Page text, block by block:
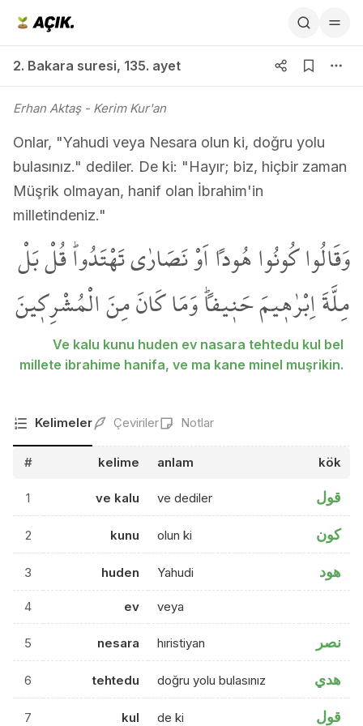
2. Bakara suresi, 135. ayet
Erhan Aktaş- Kerim Kur'an
Onlar, "Yahudi veya Nesara olun ki, doğru yolu
bulasınız." dediler. De ki: "Hayır; biz, hiçbir zaman
Müşrik olmayan, hanif olan İbrahim'in
milletindeniz."
وَقَالُوا كُونُوا هُوداً اَوْ نَصَارٰى تَهْتَدُواۜ قُلْ بَلْ
مِلَّةَ اِبْرٰه۪يمَ حَن۪يفاًۜ وَمَا كَانَ مِنَ الْمُشْرِك۪ينَ
Ve kalu kunu huden ev nasara tehtedu kul bel
millete ibrahime hanifa, ve ma kane minel muşrikin.
Kelimeler Çeviriler Notlar
# kelime anlam kök
1 ve kalu ve dediler قول
2 kunu olun ki كون
3 huden Yahudi هود
4 ev veya
5 nesara hıristiyan نصر
6 tehtedu doğru yolu bulasınız هدي
7 kul de ki قول